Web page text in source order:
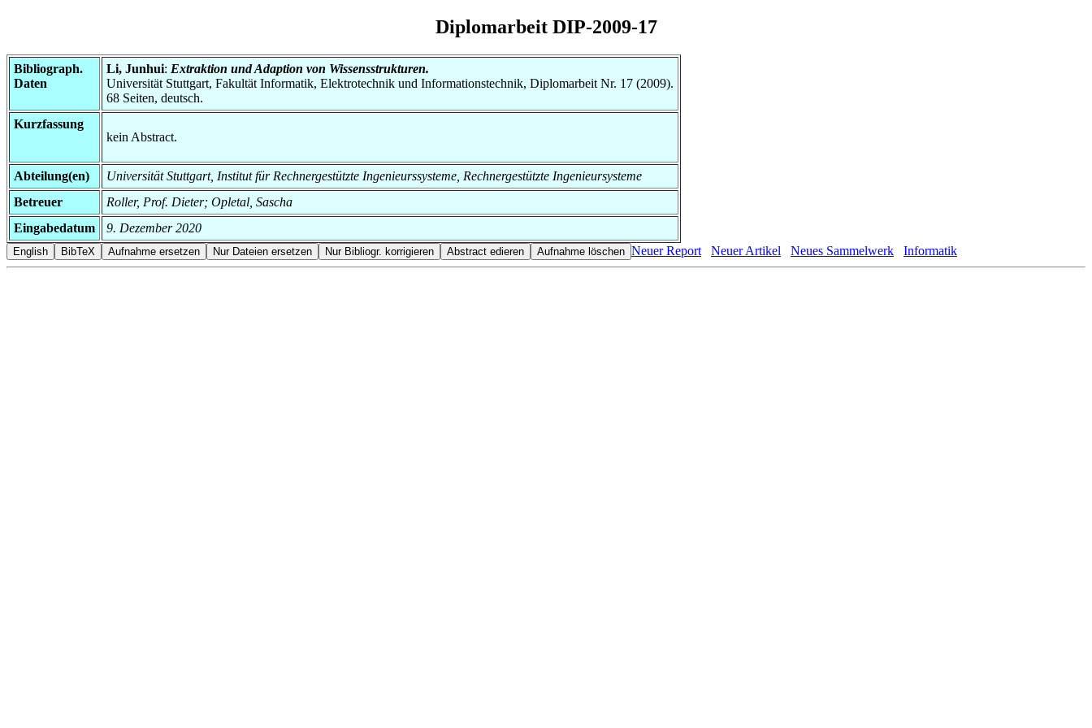
Diplomarbeit DIP-2009-17
Bibliograph.
Daten
Li, Junhui: Extraktion und Adaption von Wissensstrukturen.
Universität Stuttgart, Fakultät Informatik, Elektrotechnik und Informationstechnik, Diplomarbeit Nr. 17 (2009).
68 Seiten, deutsch.
Kurzfassung
kein Abstract.
Abteilung(en)
Universität Stuttgart, Institut für Rechnergestützte Ingenieurssysteme, Rechnergestützte Ingenieursysteme
Betreuer
Roller, Prof. Dieter; Opletal, Sascha
Eingabedatum
9. Dezember 2020
Neuer Report
Neuer Artikel Neues Sammelwerk Informatik